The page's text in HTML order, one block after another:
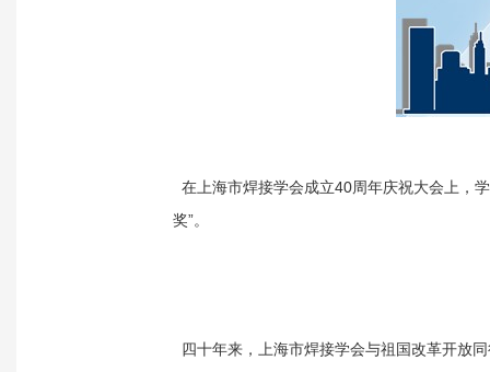
在上海市焊接学会成立40周年庆祝大会上，
奖”。
四十年来，上海市焊接学会与祖国改革开放